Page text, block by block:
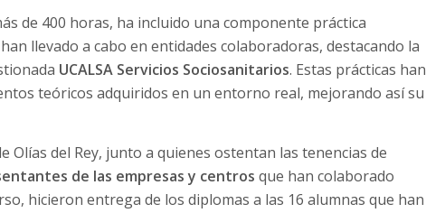
de 400 horas, ha incluido una componente práctica
llevado a cabo en entidades colaboradoras, destacando la
UCALSA Servicios Sociosanitarios. Estas prácticas han
teóricos adquiridos en un entorno real, mejorando así su
Olías del Rey, junto a quienes ostentan las tenencias de
de las empresas y centros que han colaborado
hicieron entrega de los diplomas a las 16 alumnas que han